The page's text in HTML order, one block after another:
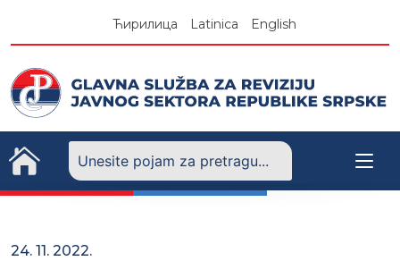
Ћирилица Latinica English
24. 11. 2022.